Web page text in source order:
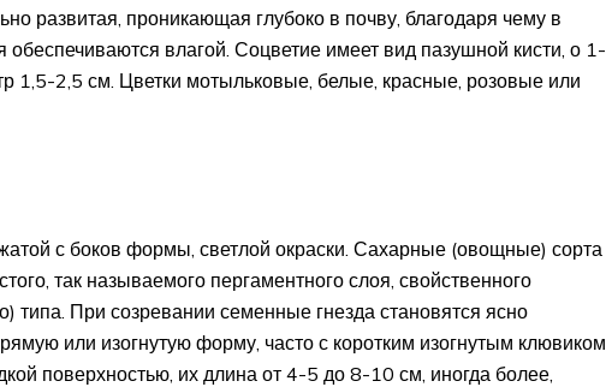
развитая, проникающая глубоко в почву, благодаря чему в
влагой. Соцветие имеет вид пазушной кисти, о 1-
1,5-2,5 см. Цветки мотыльковые, белые, красные, розовые или
с боков формы, светлой окраски. Сахарные (овощные) сорта
так называемого пергаментного слоя, свойственного
типа. При созревании семенные гнезда становятся ясно
или изогнутую форму, часто с коротким изогнутым клювиком
поверхностью, их длина от 4-5 до 8-10 см, иногда более,